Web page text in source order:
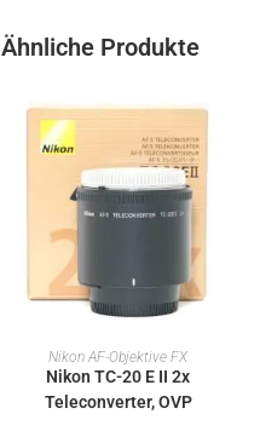
Ähnliche Produkte
IN DEN WARENKORB
Nikon AF-Objektive FX
Nikon TC-20 E II 2x
Teleconverter, OVP